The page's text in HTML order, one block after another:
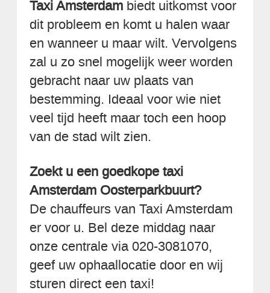
Taxi Amsterdam biedt uitkomst voor
dit probleem en komt u halen waar
en wanneer u maar wilt. Vervolgens
zal u zo snel mogelijk weer worden
gebracht naar uw plaats van
bestemming. Ideaal voor wie niet
veel tijd heeft maar toch een hoop
van de stad wilt zien.
Zoekt u een goedkope taxi
Amsterdam Oosterparkbuurt?
De chauffeurs van Taxi Amsterdam
er voor u. Bel deze middag naar
onze centrale via 020-3081070,
geef uw ophaallocatie door en wij
sturen direct een taxi!